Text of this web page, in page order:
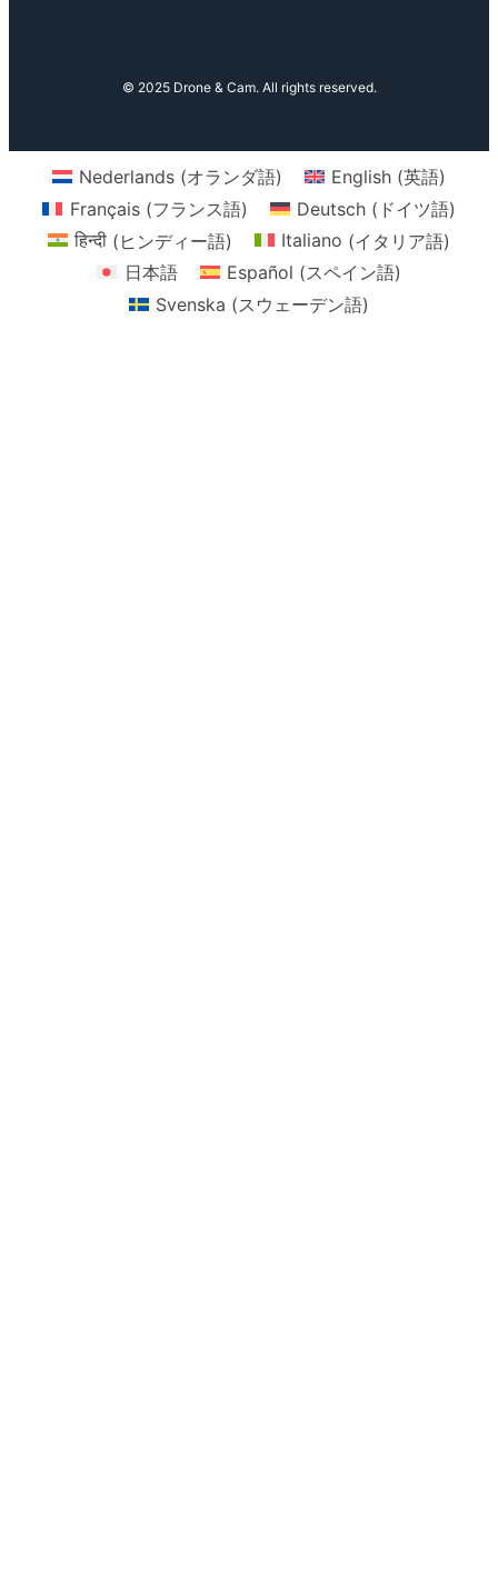
© 2025 Drone & Cam. All rights reserved.
Nederlands (オランダ語) English (英語)
Français(フランス語) Deutsch( ドイツ語)
हिन्दी ( ヒンディー語) Italiano (イタリア語)
日本語
Español (スペイン語)
Svenska (スウェーデン語)